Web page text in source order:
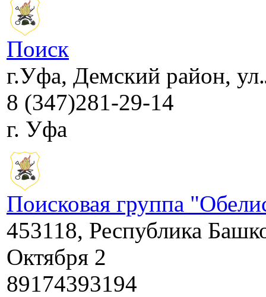
Поиск
г.Уфа, Демский район,
8 (347)281-29-14
г. Уфа
Поисковая группа
453118, Республика
Октября 2
89174393194